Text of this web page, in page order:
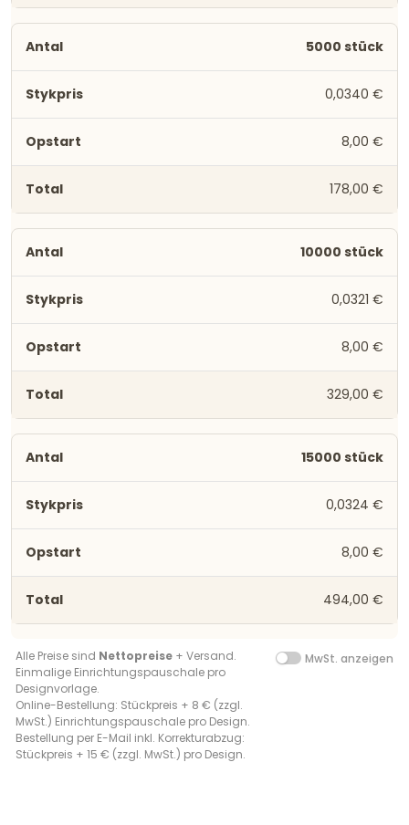
5000 stück
0,0340 €
8,00 €
178,00 €
10000 stück
0,0321 €
8,00 €
329,00 €
15000 stück
0,0324 €
8,00 €
494,00 €
Alle Preise sind Nettopreise + Versand.
Einmalige Einrichtungspauschale pro
Designvorlage.
Online-Bestellung: Stückpreis + 8 € (zzgl.
MwSt.) Einrichtungspauschale pro Design.
Bestellung per E-Mail inkl. Korrekturabzug:
Stückpreis + 15 € (zzgl. MwSt.) pro Design.
MwSt. anzeigen